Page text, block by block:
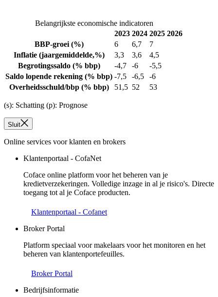
Belangrijkste economische indicatoren
2023 2024 2025 2026
BBP-groei (%) 6 6,7
7
Inflatie (jaargemiddelde,%) 3,3 3,6
4,5
Begrotingssaldo (% bbp) -4,7 -6
-5,5
Saldo lopende rekening (% bbp) -7,5 -6,5
-6
Overheidsschuld/bbp (% bbp) 51,5 52 53
(s): Schatting (p): Prognose
Sluit
Online services voor klanten en brokers
Klantenportaal - CofaNet
Coface online platform voor het beheren van je
kredietverzekeringen. Volledige inzage in al je risico's. Directe
toegang tot al je Coface producten.
Klantenportaal - Cofanet
Broker Portal
Platform speciaal voor makelaars voor het monitoren en het
beheren van klantenportefeuilles.
Broker Portal
Bedrijfsinformatie